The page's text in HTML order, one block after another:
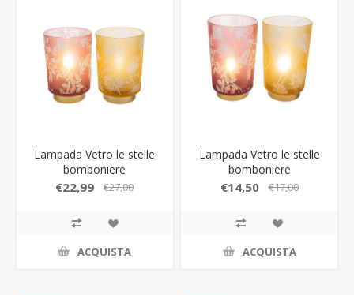
Lampada Vetro le stelle
bomboniere
€22,99 €27,00
ACQUISTA
Lampada Vetro le stelle
bomboniere
€14,50 €17,00
ACQUISTA